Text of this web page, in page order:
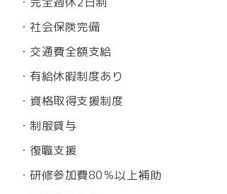
・社会保険完備
・交通費全額支給
・有給休暇制度あり
・資格取得支援制度
・制服貸与
・復職支援
・研修参加費80％以上補助